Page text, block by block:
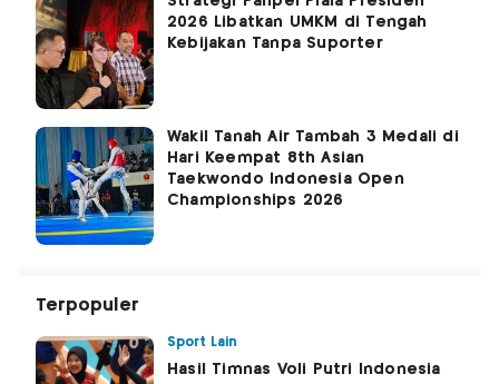
2026 Libatkan UMKM di Tengah
Kebijakan Tanpa Suporter
Wakil Tanah Air Tambah 3 Medali di
Hari Keempat 8th Asian
Taekwondo Indonesia Open
Championships 2026
Terpopuler
Sport Lain
Hasil Timnas Voli Putri Indonesia